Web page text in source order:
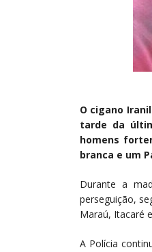
O cigano
tarde da
homens
branca e um
Durante a
perseguição,
Maraú, Itacaré
A Polícia